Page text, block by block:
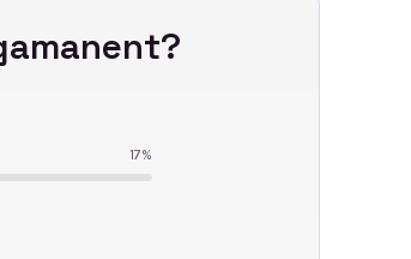
?
17%